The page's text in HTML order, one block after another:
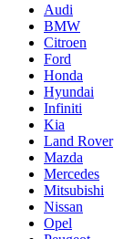
Audi
BMW
Citroen
Ford
Honda
Hyundai
Infiniti
Kia
Land Rover
Mazda
Mercedes
Mitsubishi
Nissan
Opel